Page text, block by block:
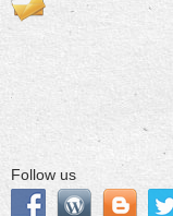
Follow us